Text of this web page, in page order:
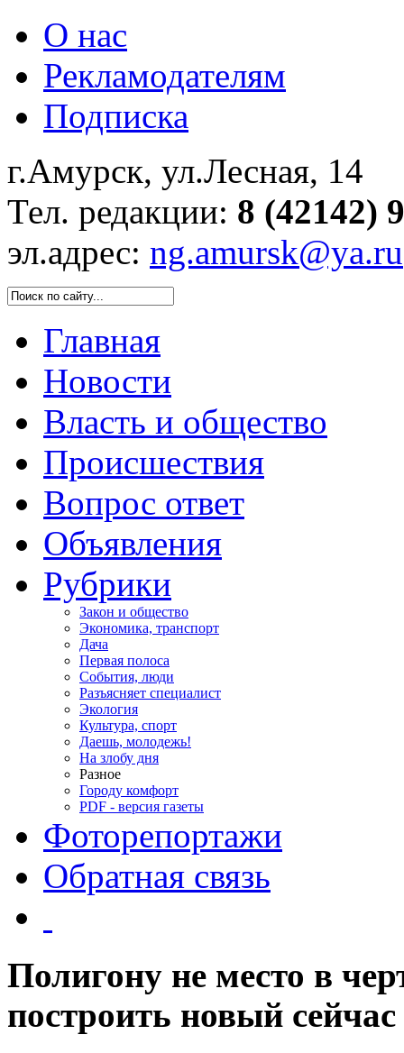
О нас
Рекламодателям
Подписка
г.Амурск, ул.Лесная, 14
Тел. редакции: 8 (42142)
эл.адрес: ng.amursk@ya.ru
Главная
Новости
Власть и общество
Происшествия
Вопрос ответ
Объявления
Рубрики
Закон и общество
Экономика, транспорт
Дача
Первая полоса
События, люди
Разъясняет специалист
Экология
Культура, спорт
Даешь, молодежь!
На злобу дня
Разное
Городу комфорт
PDF - версия газеты
Фоторепортажи
Обратная связь
Полигону не место в
построить новый